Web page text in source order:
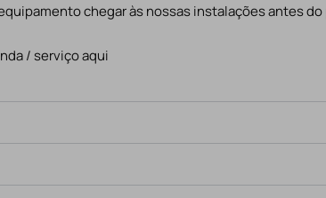
chegar às nossas instalações antes
/ serviço aqui